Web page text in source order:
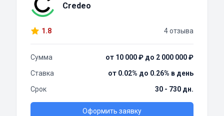
Credeo
1.8 4 отзыва
Сумма
от 10 000 ₽ до 2 000 000 ₽
Ставка
от 0.02% до 0.26% в день
Срок
30 - 730 дн.
Оформить заявку